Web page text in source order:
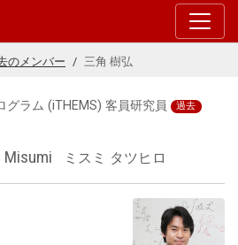
る
のメンバー 三角 樹弘
グラム (iTHEMS) 客員研究員 過去
ミスミ タツヒロ